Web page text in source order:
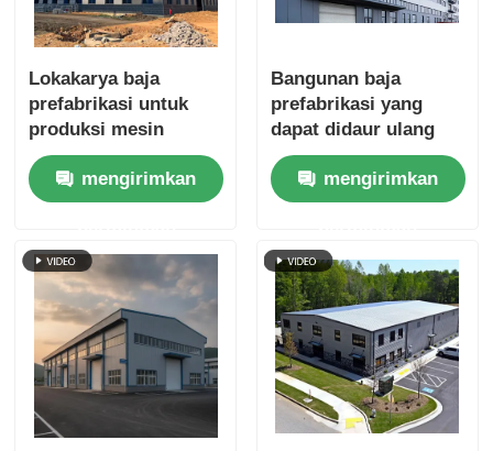
Lokakarya baja
prefabrikasi untuk
produksi mesin
pengolahan beban
tinggi mengirimkan
Bangunan baja
prefabrikasi yang
dapat didaur ulang
Bangunan bengkel
industrimengirimkan